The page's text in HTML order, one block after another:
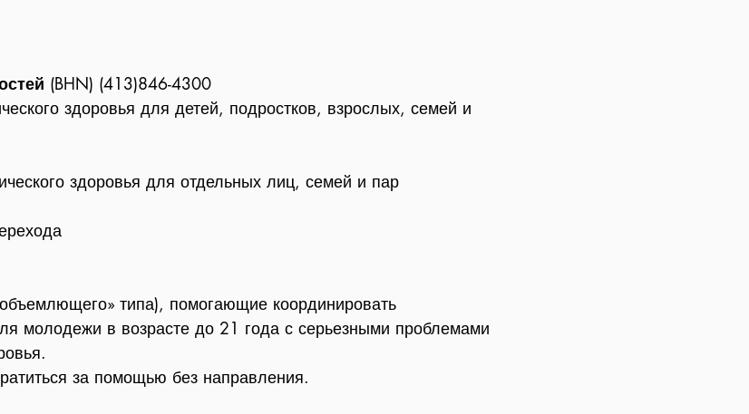
(BHN) (413)846-4300
здоровья для детей, подростков, взрослых, семей и
здоровья для отдельных лиц, семей и пар
типа), помогающие координировать
молодежи в возрасте до 21 года с серьезными проблемами
за помощью без направления.